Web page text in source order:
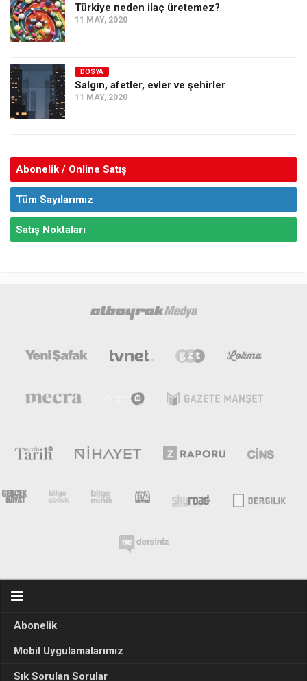
Türkiye neden ilaç üretemez?
11 MAY, 2020
DOSYA
Salgın, afetler, evler ve şehirler
11 MAY, 2020
Abonelik / Online Satış
Tüm Sayılarımız
Satış Noktaları
Abonelik
Mobil Uygulamalarımız
Sık Sorulan Sorular